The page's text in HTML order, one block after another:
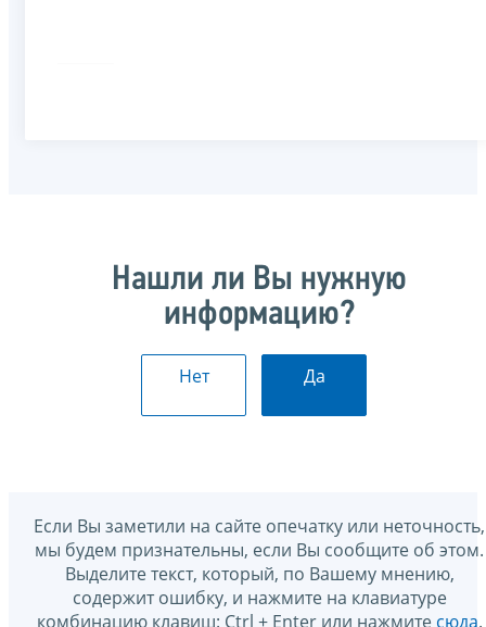
Нашли ли Вы нужную
информацию?
Нет Да
Если Вы заметили на сайте опечатку или неточность,
мы будем признательны, если Вы сообщите об этом.
Выделите текст, который, по Вашему мнению,
содержит ошибку, и нажмите на клавиатуре
комбинацию клавиш: Ctrl + Enter или нажмите сюда.